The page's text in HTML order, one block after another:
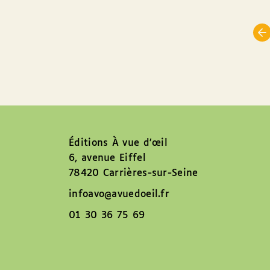
Éditions À vue d’œil
6, avenue Eiffel
78420 Carrières-sur-Seine
infoavo@avuedoeil.fr
01 30 36 75 69